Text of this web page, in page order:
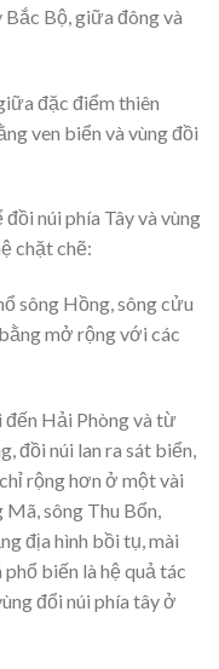
Bắc Bộ, giữa đông và
đặc điểm thiên
ven biển và vùng đồi
núi phía Tây và vùng
chặt chẽ:
sông Hồng, sông cửu
mở rộng với các
Hải Phòng và từ
đồi núi lan ra sát biển,
rộng hơn ở một vài
Mã, sông Thu Bổn,
địa hình bồi tụ, mài
phổ biến là hệ quả tác
đổi núi phía tây ở